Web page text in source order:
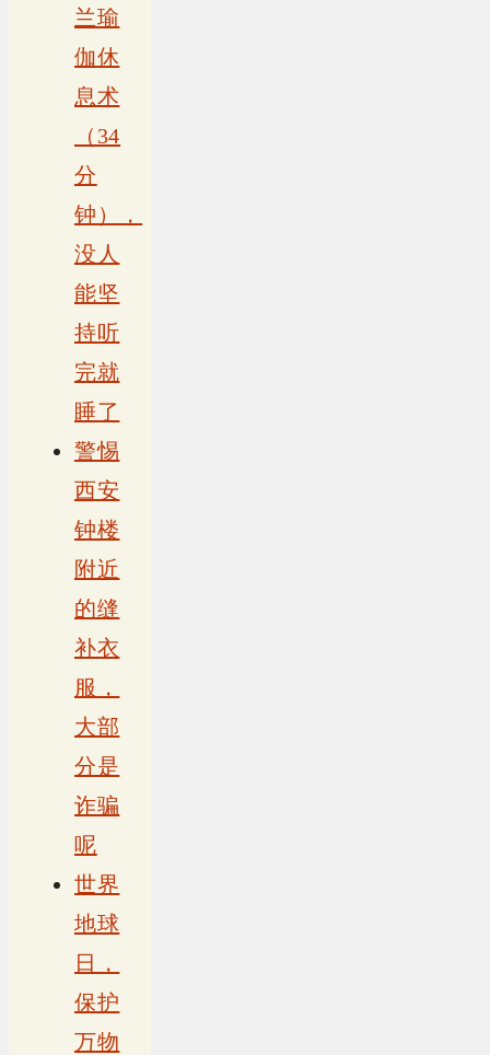
兰瑜
伽休
息术
（34
分
钟），
没人
能坚
持听
完就
睡了
警惕
西安
钟楼
附近
的缝
补衣
服，
大部
分是
诈骗
呢
世界
地球
日，
保护
万物